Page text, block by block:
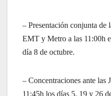
– Presentación conjunta de
EMT y Metro a las 11:00h
día 8 de octubre.
– Concentraciones ante las
11:45h los días 5, 19 y 26